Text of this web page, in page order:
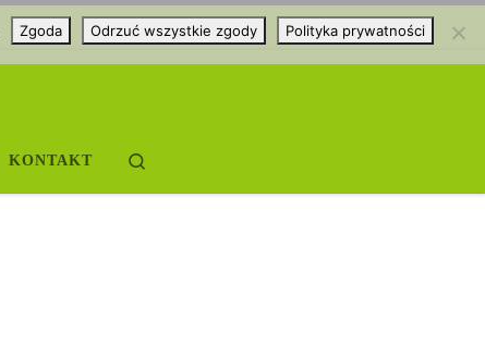
KONTAKT
Zgoda Odrzuć wszystkie zgody Polityka prywatności